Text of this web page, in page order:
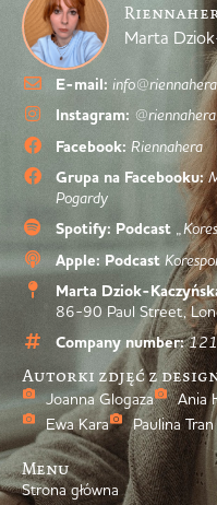
Marta
E-mail:
Instagram: @riennahera
Facebook: Riennahera
Grupa na Facebooku:
Pogardy
Spotify: Podcast
Apple: Podcast
Marta Dziok-
86-90 Paul Street,
Company number:
Autorki zdjęć z
Joanna Glogaza Ania
Ewa Kara
Paulina Tran
Menu
Strona główna